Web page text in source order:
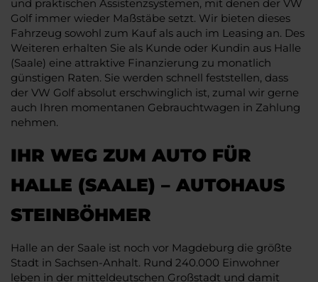
und praktischen Assistenzsystemen, mit denen der VW
Golf immer wieder Maßstäbe setzt. Wir bieten dieses
Fahrzeug sowohl zum Kauf als auch im Leasing an. Des
Weiteren erhalten Sie als Kunde oder Kundin aus Halle
(Saale) eine attraktive Finanzierung zu monatlich
günstigen Raten. Sie werden schnell feststellen, dass
der VW Golf absolut erschwinglich ist, zumal wir gerne
auch Ihren momentanen Gebrauchtwagen in Zahlung
nehmen.
IHR WEG ZUM AUTO FÜR
HALLE (SAALE) – AUTOHAUS
STEINBÖHMER
Halle an der Saale ist noch vor Magdeburg die größte
Stadt in Sachsen-Anhalt. Rund 240.000 Einwohner
leben in der mitteldeutschen Großstadt und damit